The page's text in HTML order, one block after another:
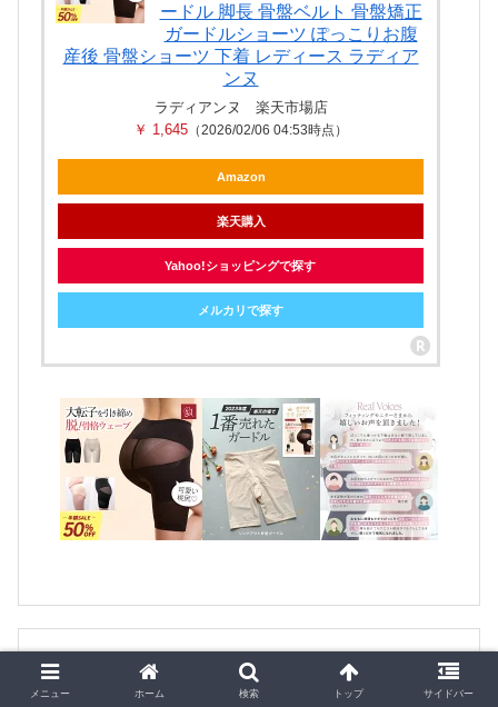
ードル 脚長 骨盤ベルト 骨盤矯正
ガードルショーツ ぽっこりお腹
産後 骨盤ショーツ 下着 レディース ラディア
ンヌ
ラディアンヌ 楽天市場店
￥ 1,645 （2026/02/06 04:53時点）
Amazon
楽天購入
Yahoo!ショッピングで探す
メルカリで探す
【TENTIAL公式】BAKUNE リカバリーウェア
疲労回復パジャマ テンシャル バクネ ユニセック
メニュー ホーム 検索 トップ サイドバー